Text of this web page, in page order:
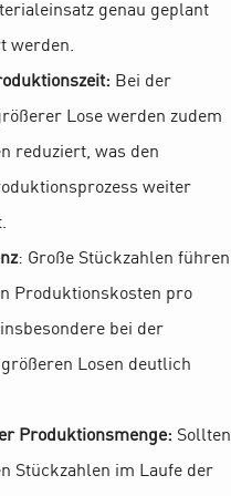
genau geplant
werden.
Bei der
Lose werden zudem
reduziert, was den
weiter
: Große Stückzahlen führen
Produktionskosten pro
bei der
Losen deutlich
Produktionsmenge: Sollten
Stückzahlen im Laufe der